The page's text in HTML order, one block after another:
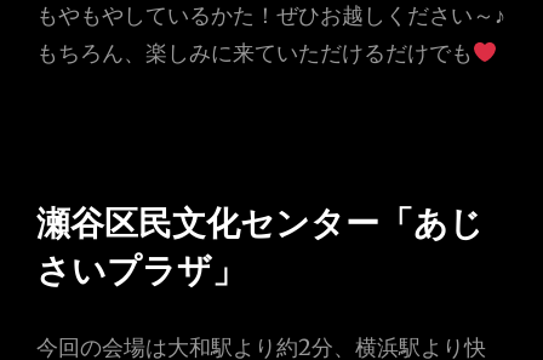
もやもやしているかた！ぜひお越しください～♪
もちろん、楽しみに来ていただけるだけでも
瀬谷区民文化センター「あじ
さいプラザ」
今回の会場は大和駅より約2分、横浜駅より快